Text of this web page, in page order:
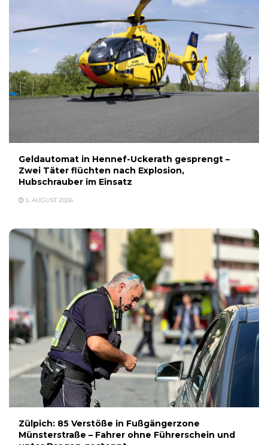
Geldautomat in Hennef-Uckerath gesprengt –
Zwei Täter flüchten nach Explosion,
Hubschrauber im Einsatz
5. AUGUST 2026
Zülpich: 85 Verstöße in Fußgängerzone
Münsterstraße – Fahrer ohne Führerschein und